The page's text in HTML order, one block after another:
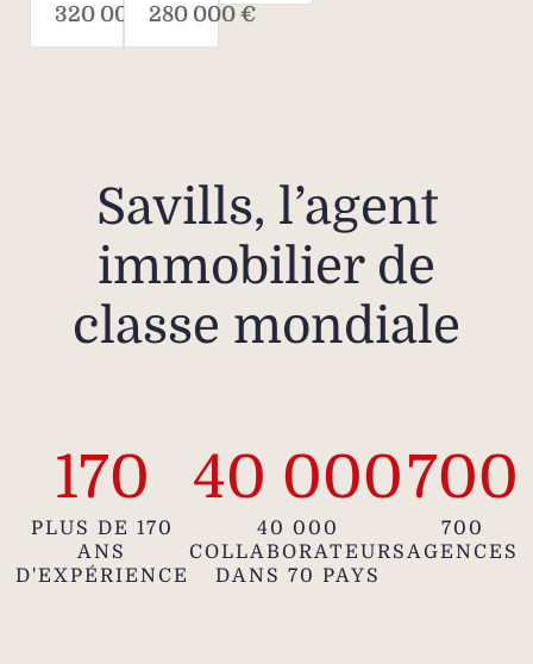
320 000 €280 000 €
Savills, l’agent
immobilier de
classe mondiale
170
PLUS DE 170
ANS
D'EXPÉRIENCE
40 000
40 000
COLLABORATEURS
DANS 70 PAYS
700
700
AGENCES